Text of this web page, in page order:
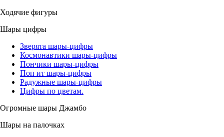
Ходячие фигуры
Шары цифры
Зверята шары-цифры
Космонавтики шары-цифры
Пончики шары-цифры
Поп ит шары-цифры
Радужные шары-цифры
Цифры по цветам.
Огромные шары Джамбо
Шары на палочках